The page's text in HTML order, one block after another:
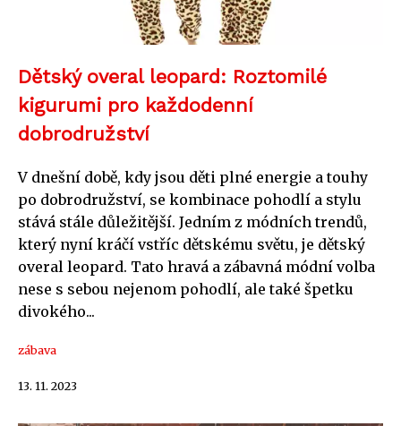
Dětský overal leopard: Roztomilé
kigurumi pro každodenní
dobrodružství
V dnešní době, kdy jsou děti plné energie a touhy
po dobrodružství, se kombinace pohodlí a stylu
stává stále důležitější. Jedním z módních trendů,
který nyní kráčí vstříc dětskému světu, je dětský
overal leopard. Tato hravá a zábavná módní volba
nese s sebou nejenom pohodlí, ale také špetku
divokého...
zábava
13. 11. 2023